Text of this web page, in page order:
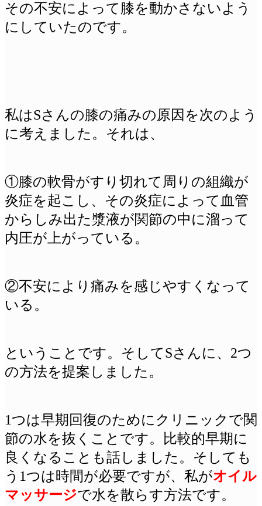
その不安によって膝を動かさないよう
にしていたのです。
私はSさんの膝の痛みの原因を次のよう
に考えました。それは、
①膝の軟骨がすり切れて周りの組織が
炎症を起こし、その炎症によって血管
からしみ出た漿液が関節の中に溜って
内圧が上がっている。
②不安により痛みを感じやすくなって
いる。
ということです。そしてSさんに、2つ
の方法を提案しました。
1つは早期回復のためにクリニックで関
節の水を抜くことです。比較的早期に
良くなることも話しました。そしても
う1つは時間が必要ですが、私がオイル
マッサージで水を散らす方法です。